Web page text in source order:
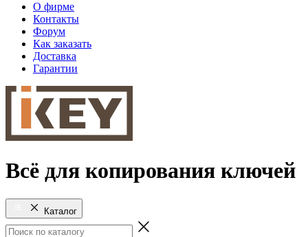
О фирме
Контакты
Форум
Как заказать
Доставка
Гарантии
Всё для копирования ключей
Каталог